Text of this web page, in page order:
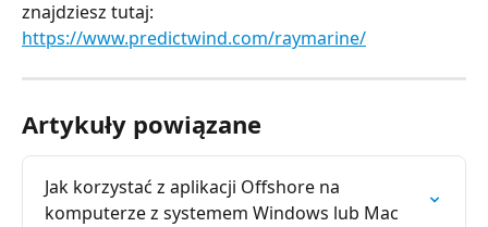
znajdziesz tutaj:
https://www.predictwind.com/raymarine/
Artykuły powiązane
Jak korzystać z aplikacji Offshore na
komputerze z systemem Windows lub Mac